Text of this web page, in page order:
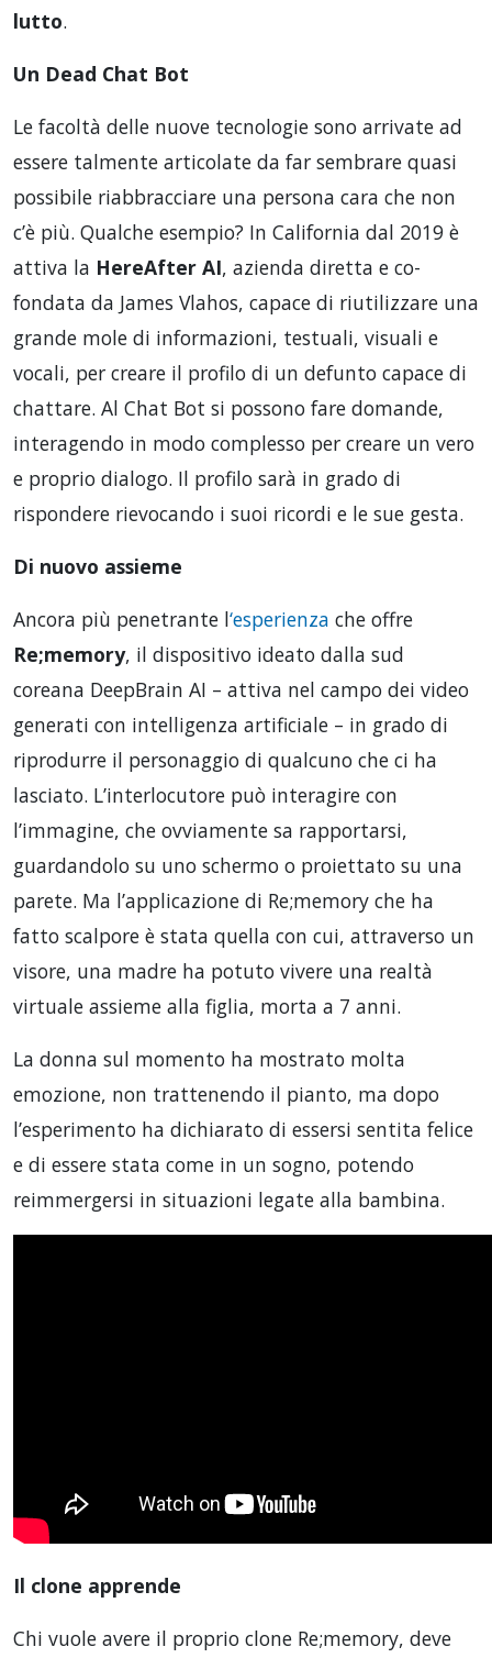
lutto.
Un Dead Chat Bot
Le facoltà delle nuove tecnologie sono arrivate ad
essere talmente articolate da far sembrare quasi
possibile riabbracciare una persona cara che non
c’è più. Qualche esempio? In California dal 2019 è
attiva la HereAfter AI, azienda diretta e co-
fondata da James Vlahos, capace di riutilizzare una
grande mole di informazioni, testuali, visuali e
vocali, per creare il profilo di un defunto capace di
chattare. Al Chat Bot si possono fare domande,
interagendo in modo complesso per creare un vero
e proprio dialogo. Il profilo sarà in grado di
rispondere rievocando i suoi ricordi e le sue gesta.
Di nuovo assieme
Ancora più penetrante l‘esperienza che offre
Re;memory, il dispositivo ideato dalla sud
coreana DeepBrain AI – attiva nel campo dei video
generati con intelligenza artificiale – in grado di
riprodurre il personaggio di qualcuno che ci ha
lasciato. L’interlocutore può interagire con
l’immagine, che ovviamente sa rapportarsi,
guardandolo su uno schermo o proiettato su una
parete. Ma l’applicazione di Re;memory che ha
fatto scalpore è stata quella con cui, attraverso un
visore, una madre ha potuto vivere una realtà
virtuale assieme alla figlia, morta a 7 anni.
La donna sul momento ha mostrato molta
emozione, non trattenendo il pianto, ma dopo
l’esperimento ha dichiarato di essersi sentita felice
e di essere stata come in un sogno, potendo
reimmergersi in situazioni legate alla bambina.
Il clone apprende
Chi vuole avere il proprio clone Re;memory, deve